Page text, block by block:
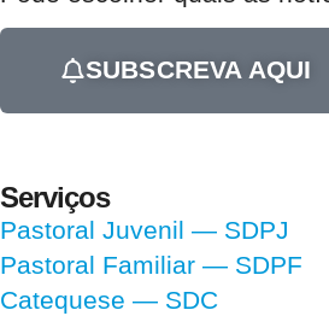
SUBSCREVA AQUI
Serviços
Pastoral Juvenil — SDPJ
Pastoral Familiar — SDPF
Catequese — SDC